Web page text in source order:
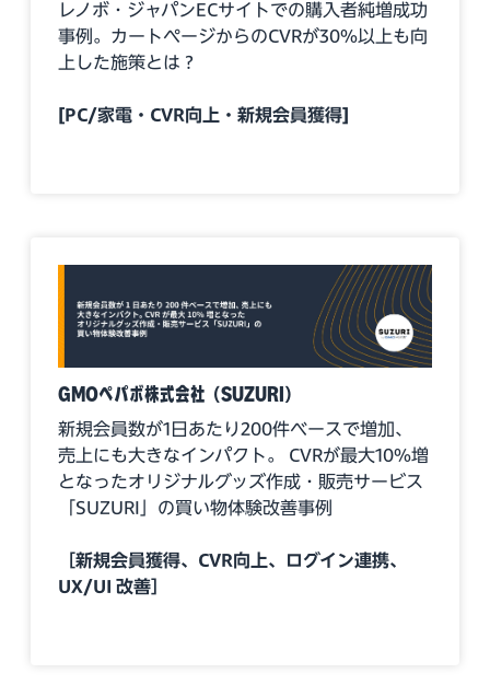
レノボ・ジャパンECサイトでの購入者純増成功
事例。カートページからのCVRが30%以上も向
上した施策とは？
[PC/家電・CVR向上・新規会員獲得]
GMOペパボ株式会社（SUZURI）
新規会員数が1日あたり200件ベースで増加、
売上にも大きなインパクト。 CVRが最大10%増
となったオリジナルグッズ作成・販売サービス
「SUZURI」の買い物体験改善事例
［新規会員獲得、CVR向上、ログイン連携、
UX/UI 改善］